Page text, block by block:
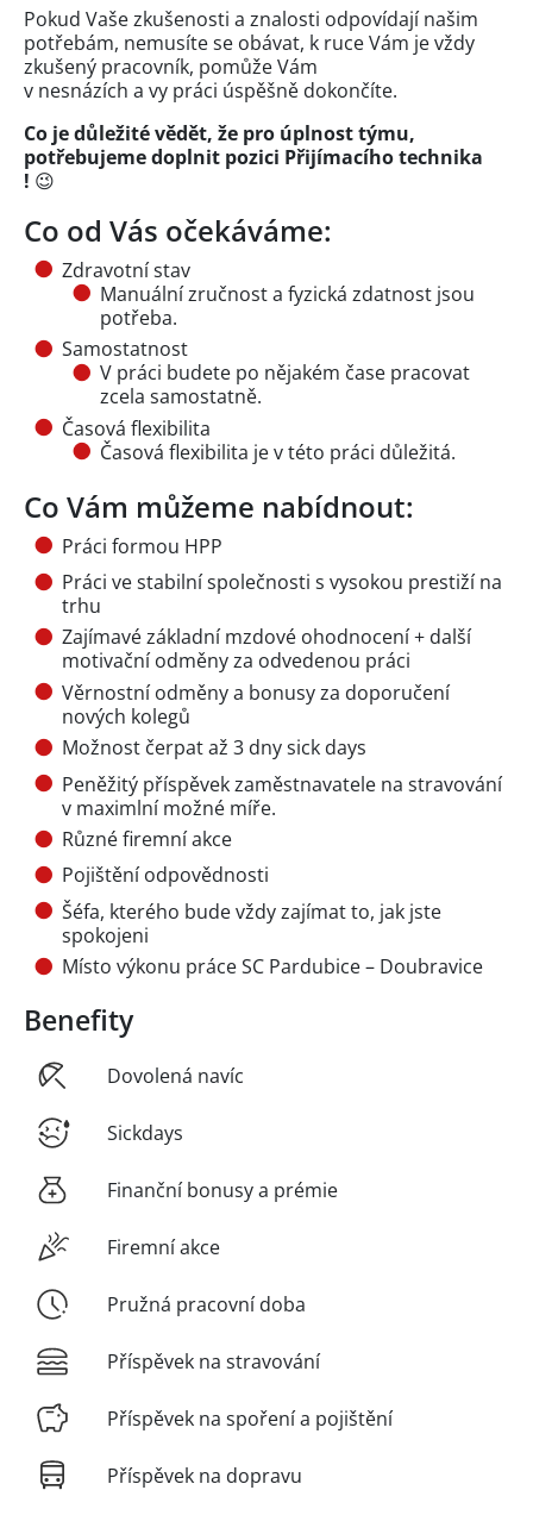
Pokud Vaše zkušenosti a znalosti odpovídají našim
potřebám, nemusíte se obávat, k ruce Vám je vždy
zkušený pracovník, pomůže Vám
v nesnázích a vy práci úspěšně dokončíte.
Co je důležité vědět, že pro úplnost týmu,
potřebujeme doplnit pozici Přijímacího technika
! 😉
Co od Vás očekáváme:
Zdravotní stav
Manuální zručnost a fyzická zdatnost jsou
potřeba.
Samostatnost
V práci budete po nějakém čase pracovat
zcela samostatně.
Časová flexibilita
Časová flexibilita je v této práci důležitá.
Co Vám můžeme nabídnout:
Práci formou HPP
Práci ve stabilní společnosti s vysokou prestiží na
trhu
Zajímavé základní mzdové ohodnocení + další
motivační odměny za odvedenou práci
Věrnostní odměny a bonusy za doporučení
nových kolegů
Možnost čerpat až 3 dny sick days
Peněžitý příspěvek zaměstnavatele na stravování
v maximlní možné míře.
Různé firemní akce
Pojištění odpovědnosti
Šéfa, kterého bude vždy zajímat to, jak jste
spokojeni
Místo výkonu práce SC Pardubice – Doubravice
Benefity
Dovolená navíc
Sickdays
Finanční bonusy a prémie
Firemní akce
Pružná pracovní doba
Příspěvek na stravování
Příspěvek na spoření a pojištění
Příspěvek na dopravu